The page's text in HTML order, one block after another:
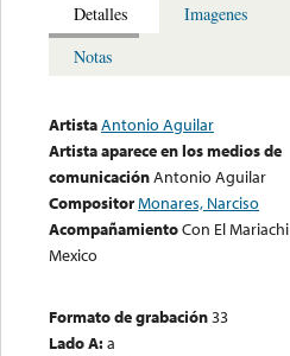
Detalles
Imagenes
Notas
ArtistaAntonio Aguilar
Artista aparece en los medios de
comunicaciónAntonio Aguilar
CompositorMonares, Narciso
AcompañamientoCon El Mariachi
Mexico
Formato de grabación33
Lado A:a